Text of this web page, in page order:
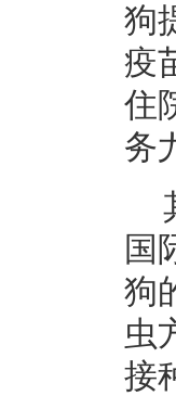
狗
疫
住
务
国
狗
虫
接